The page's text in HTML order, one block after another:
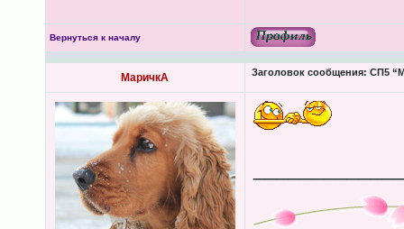
Вернуться к началу
МаричкА Заголовок сообщения: СП5